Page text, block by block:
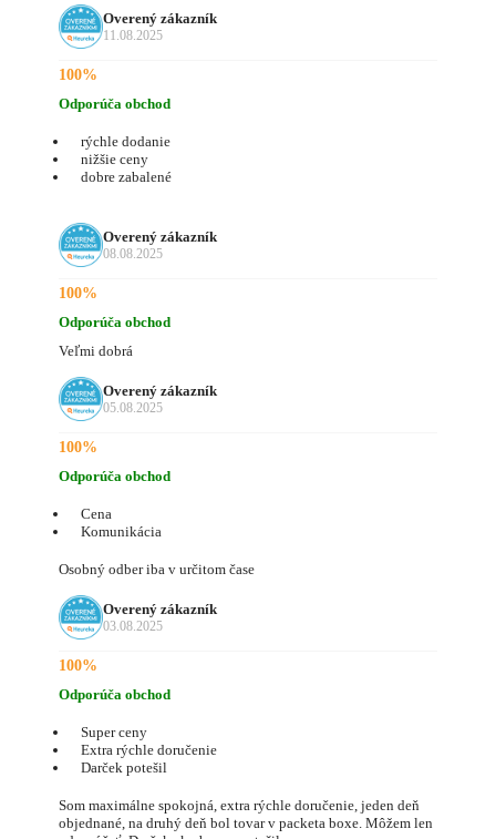
Overený zákazník
11.08.2025
100%
Odporúča obchod
rýchle dodanie
nižšie ceny
dobre zabalené
Overený zákazník
08.08.2025
100%
Odporúča obchod
Veľmi dobrá
Overený zákazník
05.08.2025
100%
Odporúča obchod
Cena
Komunikácia
Osobný odber iba v určitom čase
Overený zákazník
03.08.2025
100%
Odporúča obchod
Super ceny
Extra rýchle doručenie
Darček potešil
Som maximálne spokojná, extra rýchle doručenie, jeden deň
objednané, na druhý deň bol tovar v packeta boxe. Môžem len